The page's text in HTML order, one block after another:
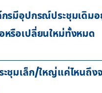
กรมีอุปกรณ์ประชุมเดิม
หรือเปลี่ยนใหม่ทั้งหมด
ะชุมเล็ก/ใหญ่แค่ไหนถึง